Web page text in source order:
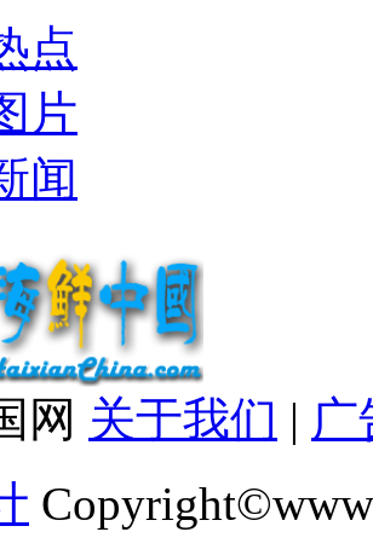
点
片
闻
网 关于我们 | 广